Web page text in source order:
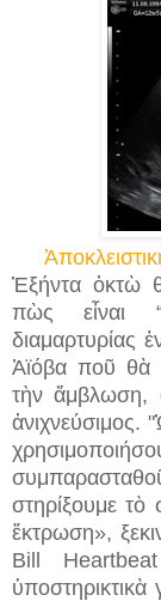
Ἑξήντα ὀκτὼ
πὼς εἶναι
διαμαρτυρίας
Ἀϊόβα ποῦ θὰ
τὴν ἄμβλωση,
ἀνιχνεύσιμος.
στηρίξουμε τὸ
ἔκτρωση»,
Bill
ὑποστηρικτικὰ